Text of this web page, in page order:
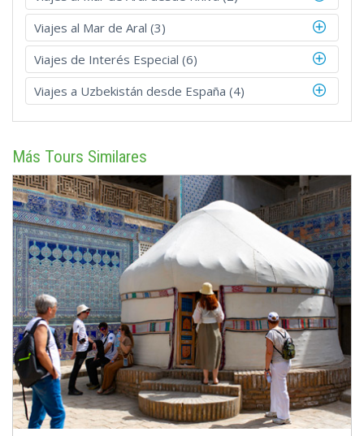
Viajes al Mar de Aral (3)
Viajes de Interés Especial (6)
Viajes a Uzbekistán desde España (4)
Más Tours Similares